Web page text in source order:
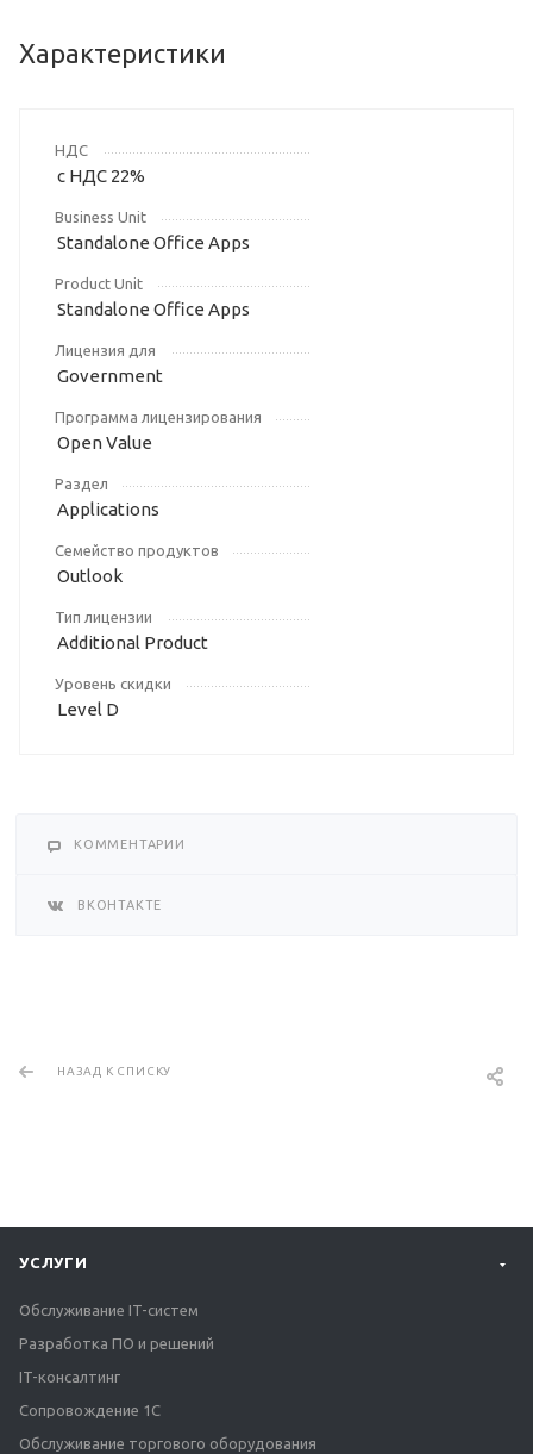
Характеристики
НДС
с НДС 22%
Business Unit
Standalone Office Apps
Product Unit
Standalone Office Apps
Лицензия для
Government
Программа лицензирования
Open Value
Раздел
Applications
Семейство продуктов
Outlook
Тип лицензии
Additional Product
Уровень скидки
Level D
КОММЕНТАРИИ
ВКОНТАКТЕ
НАЗАД К СПИСКУ
УСЛУГИ
Обслуживание IT-систем
Разработка ПО и решений
IT-консалтинг
Сопровождение 1С
Обслуживание торгового оборудования